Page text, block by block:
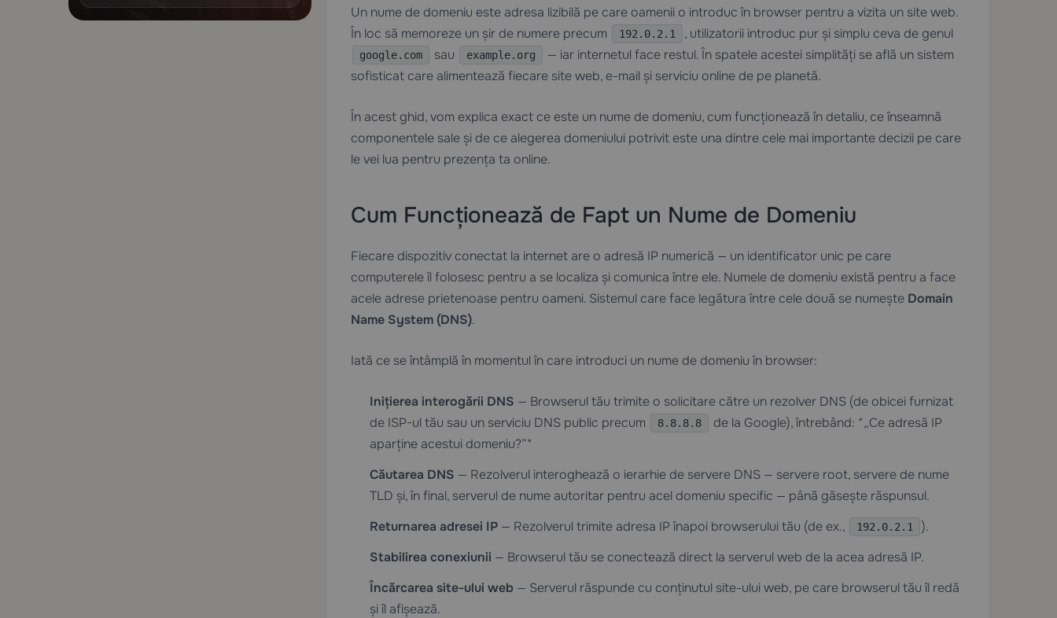
Un nume de domeniu este adresa lizibilă pe care oamenii o introduc în browser pentru a vizita un site web.
În loc să memoreze un șir de numere precum
192.0.2.1 , utilizatorii introduc pur și simplu ceva de genul
google.com sau example.org
— iar internetul face restul. În spatele acestei simplități se află un sistem
sofisticat care alimentează fiecare site web, e-mail și serviciu online de pe planetă.
În acest ghid, vom explica exact ce este un nume de domeniu, cum funcționează în detaliu, ce înseamnă
componentele sale și de ce alegerea domeniului potrivit este una dintre cele mai importante decizii pe care
le vei lua pentru prezența ta online.
Cum Funcționează de Fapt un Nume de Domeniu
Fiecare dispozitiv conectat la internet are o adresă IP numerică — un identificator unic pe care
computerele îl folosesc pentru a se localiza și comunica între ele. Numele de domeniu există pentru a face
acele adrese prietenoase pentru oameni. Sistemul care face legătura între cele două se numește Domain
Name System (DNS).
Iată ce se întâmplă în momentul în care introduci un nume de domeniu în browser:
Inițierea interogării DNS — Browserul tău trimite o solicitare către un rezolver DNS (de obicei furnizat
de ISP-ul tău sau un serviciu DNS public precum
8.8.8.8
de la Google), întrebând: *„Ce adresă IP
aparține acestui domeniu?”*
Căutarea DNS — Rezolverul interoghează o ierarhie de servere DNS — servere root, servere de nume
TLD și, în final, serverul de nume autoritar pentru acel domeniu specific — până găsește răspunsul.
Returnarea adresei IP— Rezolverul trimite adresa IP înapoi browserului tău (de ex., 192.0.2.1
).
Stabilirea conexiunii — Browserul tău se conectează direct la serverul web de la acea adresă IP.
Încărcarea site-ului web — Serverul răspunde cu conținutul site-ului web, pe care browserul tău îl redă
și îl afișează.